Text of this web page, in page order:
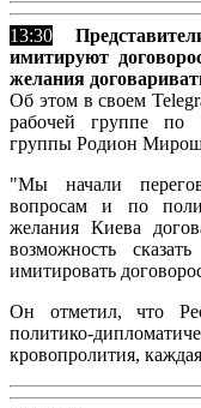
13:30
имитируют
желания
Об этом в своем
рабочей группе по
группы Родион
"Мы начали
вопросам и по
желания Киева
возможность
имитировать
Он отметил, что
политико-
кровопролития,